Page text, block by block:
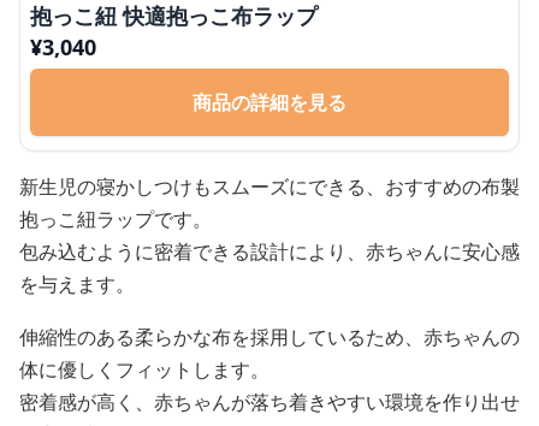
抱っこ紐 快適抱っこ布ラップ
¥3,040
商品の詳細を見る
新生児の寝かしつけもスムーズにできる、おすすめの布製
抱っこ紐ラップです。
包み込むように密着できる設計により、赤ちゃんに安心感
を与えます。
伸縮性のある柔らかな布を採用しているため、赤ちゃんの
体に優しくフィットします。
密着感が高く、赤ちゃんが落ち着きやすい環境を作り出せ